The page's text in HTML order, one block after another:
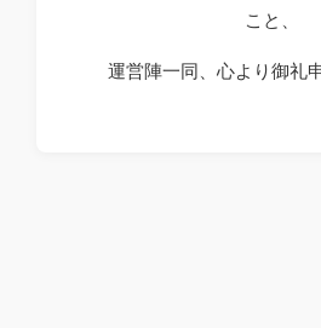
こと、
運営陣一同、心より御礼